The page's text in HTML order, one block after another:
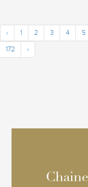
‹ 1 2 3 4 5
172
›